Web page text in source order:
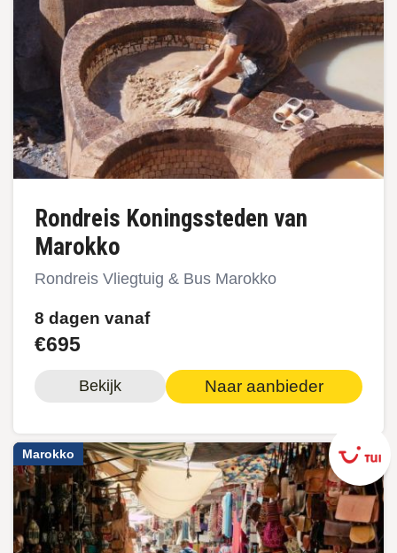
Rondreis Koningssteden van
Marokko
Rondreis Vliegtuig & Bus Marokko
8 dagen vanaf
€695
Bekijk Naar aanbieder
Marokko